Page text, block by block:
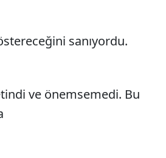
sanıyordu.
ve önemsemedi. Bu